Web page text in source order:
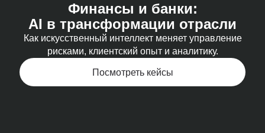
Финансы и банки:
AI в трансформации отрасли
Как искусственный интеллект меняет управление
рисками, клиентский опыт и аналитику.
Посмотреть кейсы